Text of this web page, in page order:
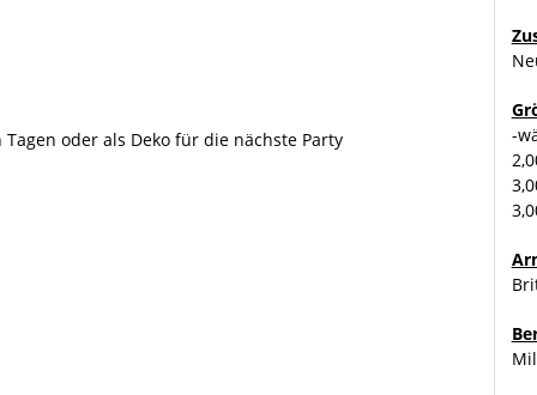
oder als Deko für die nächste Party
-